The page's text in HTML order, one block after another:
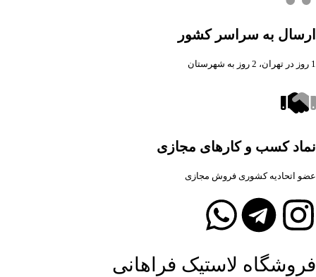
ارسال به سراسر کشور
1 روز در تهران، 2 روز به شهرستان
نماد کسب و کارهای مجازی
عضو اتحادیه کشوری فروش مجازی
فروشگاه لاستیک فراهانی